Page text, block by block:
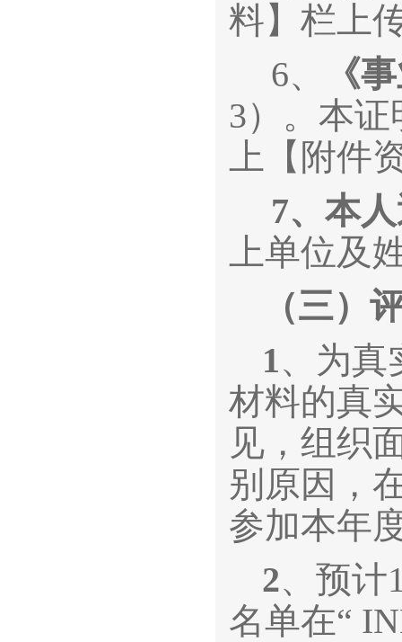
料】栏上
6、
《
3）。本
上【附件
7、 本
上单位及
（三）
1、为真
材料的真
见，组织
别原因，
参加本年
2、预计
名单在“